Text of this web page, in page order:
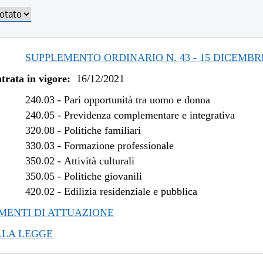
al 30/10/2023
al 06/03/2023
al 31/12/2022
al 09/11/2022
al 13/06/2022
SUPPLEMENTO ORDINARIO N. 43 - 15
in vigore: 16/12/2021
240.03 -Pari opportunità tra uomo e donna
240.05 -Previdenza complementare e integrativa
320.08 -Politiche familiari
330.03 -Formazione professionale
350.02 -Attività culturali
350.05 -Politiche giovanili
420.02 -Edilizia residenziale e pubblica
DI ATTUAZIONE
LEGGE